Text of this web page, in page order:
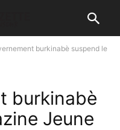
burkinabè suspend le
burkinabè
Jeune